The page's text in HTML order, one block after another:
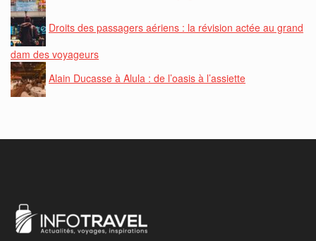
Droits des passagers aériens : la révision actée au grand
dam des voyageurs
Alain Ducasse à Alula : de l’oasis à l’assiette